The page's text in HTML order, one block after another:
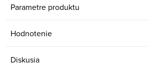
Parametre produktu
Hodnotenie
Diskusia